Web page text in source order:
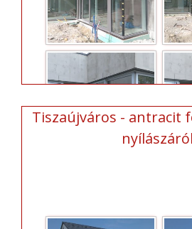
Tiszaújváros - antracit